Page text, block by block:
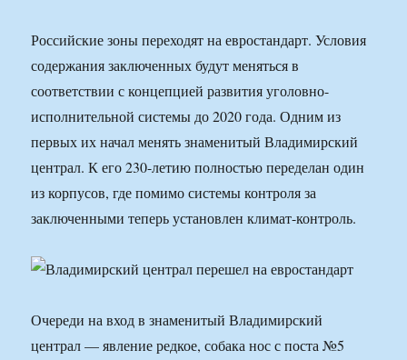
Российские зоны переходят на евростандарт. Условия
содержания заключенных будут меняться в
соответствии с концепцией развития уголовно-
исполнительной системы до 2020 года. Одним из
первых их начал менять знаменитый Владимирский
централ. К его 230-летию полностью переделан один
из корпусов, где помимо системы контроля за
заключенными теперь установлен климат-контроль.
Очереди на вход в знаменитый Владимирский
централ — явление редкое, собака нос с поста №5